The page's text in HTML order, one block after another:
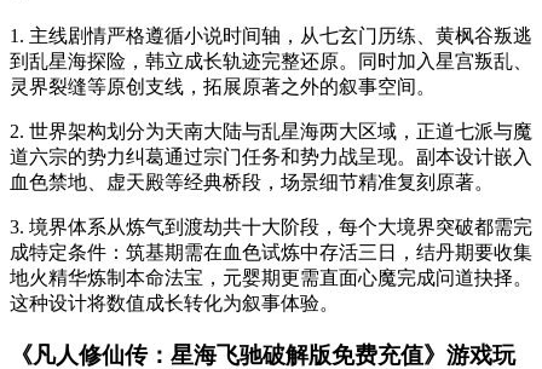
1. 主线剧情严格遵循小说时间轴，从七玄门历练、黄枫谷叛逃
到乱星海探险，韩立成长轨迹完整还原。同时加入星宫叛乱、
灵界裂缝等原创支线，拓展原著之外的叙事空间。
2. 世界架构划分为天南大陆与乱星海两大区域，正道七派与魔
道六宗的势力纠葛通过宗门任务和势力战呈现。副本设计嵌入
血色禁地、虚天殿等经典桥段，场景细节精准复刻原著。
3. 境界体系从炼气到渡劫共十大阶段，每个大境界突破都需完
成特定条件：筑基期需在血色试炼中存活三日，结丹期要收集
地火精华炼制本命法宝，元婴期更需直面心魔完成问道抉择。
这种设计将数值成长转化为叙事体验。
《凡人修仙传：星海飞驰破解版免费充值》游戏玩